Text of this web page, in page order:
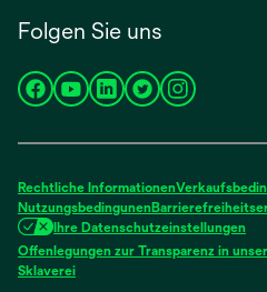
Folgen Sie uns
wird
neuen
Registerkarte
geöffnet
wird
neuen
Registerkarte
geöffnet
wird
neuen
Registerkarte
geöffnet
wird
neuen
Registerkarte
geöffnet
wird
neuen
geöffnet
Rechtliche Informationen
Nutzungsbedingunen
Ihre Datenschutzeinstellungen
Offenlegungen zur Transparenz in
Sklavereiwird